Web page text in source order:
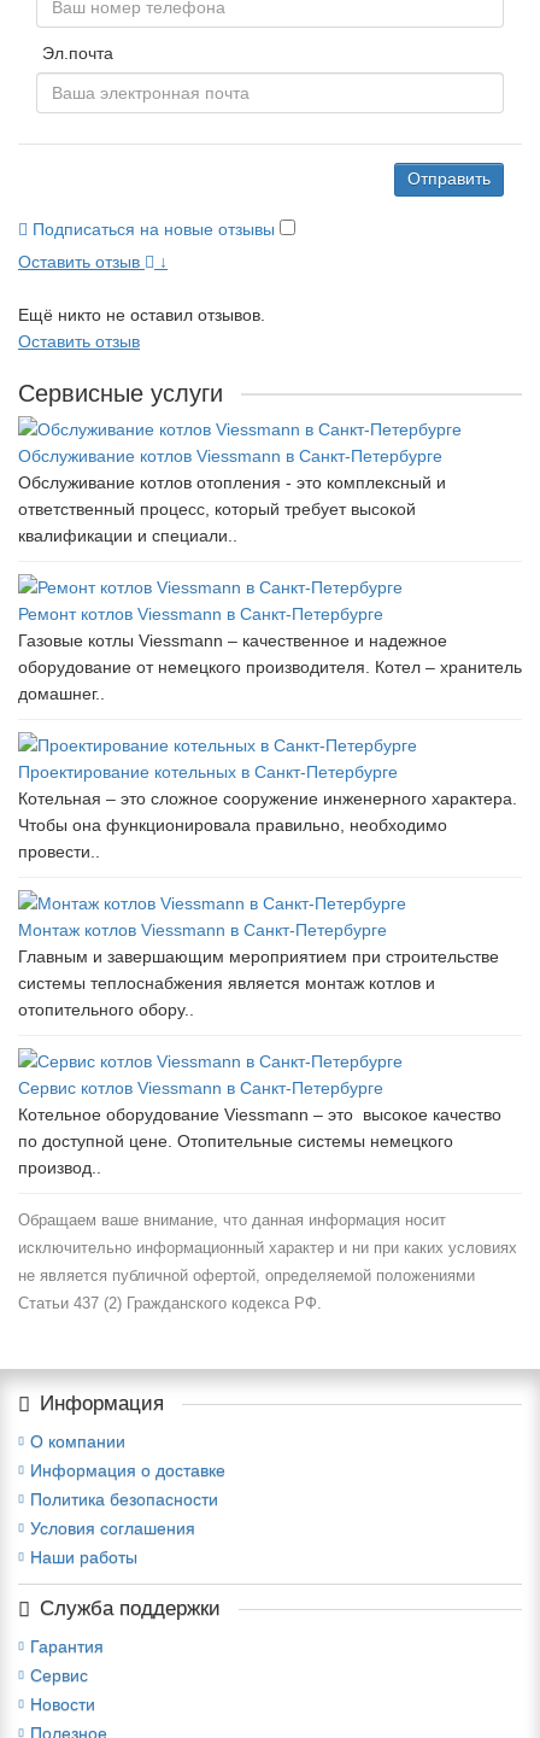
Эл.почта
Отправить
Подписаться на новые отзывы
Оставить отзыв
↓
Ещё никто не оставил отзывов.
Оставить отзыв
Сервисные услуги
Обслуживание котлов Viessmann в Санкт-Петербурге
Обслуживание котлов отопления - это комплексный и
ответственный процесс, который требует высокой
квалификации и специали..
Ремонт котлов Viessmann в Санкт-Петербурге
Газовые котлы Viessmann – качественное и надежное
оборудование от немецкого производителя. Котел – хранитель
домашнег..
Проектирование котельных в Санкт-Петербурге
Котельная – это сложное сооружение инженерного характера.
Чтобы она функционировала правильно, необходимо
провести..
Монтаж котлов Viessmann в Санкт-Петербурге
Главным и завершающим мероприятием при строительстве
системы теплоснабжения является монтаж котлов и
отопительного обору..
Сервис котлов Viessmann в Санкт-Петербурге
Котельное оборудование Viessmann – это высокое качество
по доступной цене. Отопительные системы немецкого
производ..
Обращаем ваше внимание, что данная информация носит
исключительно информационный характер и ни при каких условиях
не является публичной офертой, определяемой положениями
Статьи 437 (2) Гражданского кодекса РФ.
Информация
О компании
Информация о доставке
Политика безопасности
Условия соглашения
Наши работы
Служба поддержки
Гарантия
Сервис
Новости
Полезное